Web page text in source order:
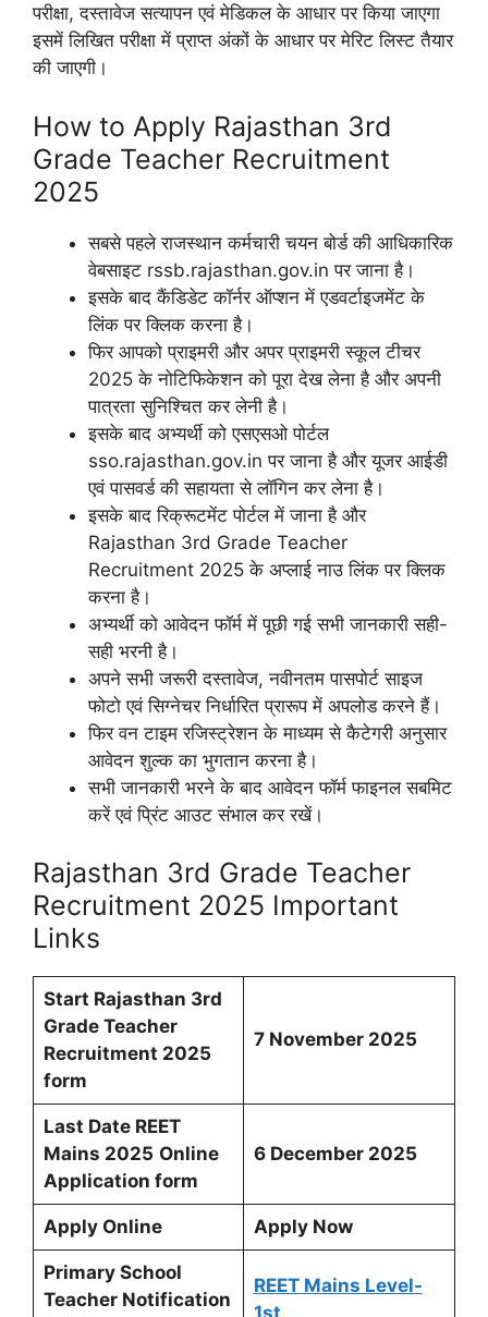
परीक्षा, दस्तावेज सत्यापन एवं मेडिकल के आधार पर किया जाएगा
इसमें लिखित परीक्षा में प्राप्त अंकों के आधार पर मेरिट लिस्ट तैयार
की जाएगी।
How to Apply Rajasthan 3rd
Grade Teacher Recruitment
2025
सबसे पहले राजस्थान कर्मचारी चयन बोर्ड की आधिकारिक
वेबसाइट rssb.rajasthan.gov.in पर जाना है।
इसके बाद कैंडिडेट कॉर्नर ऑप्शन में एडवर्टाइजमेंट के
लिंक पर क्लिक करना है।
फिर आपको प्राइमरी और अपर प्राइमरी स्कूल टीचर
2025 के नोटिफिकेशन को पूरा देख लेना है और अपनी
पात्रता सुनिश्चित कर लेनी है।
इसके बाद अभ्यर्थी को एसएसओ पोर्टल
sso.rajasthan.gov.in पर जाना है और यूजर आईडी
एवं पासवर्ड की सहायता से लॉगिन कर लेना है।
इसके बाद रिक्रूटमेंट पोर्टल में जाना है और
Rajasthan 3rd Grade Teacher
Recruitment 2025 के अप्लाई नाउ लिंक पर क्लिक
करना है।
अभ्यर्थी को आवेदन फॉर्म में पूछी गई सभी जानकारी सही-
सही भरनी है।
अपने सभी जरूरी दस्तावेज, नवीनतम पासपोर्ट साइज
फोटो एवं सिग्नेचर निर्धारित प्रारूप में अपलोड करने हैं।
फिर वन टाइम रजिस्ट्रेशन के माध्यम से कैटेगरी अनुसार
आवेदन शुल्क का भुगतान करना है।
सभी जानकारी भरने के बाद आवेदन फॉर्म फाइनल सबमिट
करें एवं प्रिंट आउट संभाल कर रखें।
Rajasthan 3rd Grade Teacher
Recruitment 2025 Important
Links
Start Rajasthan 3rd
Grade Teacher
Recruitment 2025
form
7 November 2025
Last Date REET
Mains 2025 Online
Application form
6 December 2025
Apply Online Apply Now
Primary School
Teacher Notification
REET Mains Level-
1st